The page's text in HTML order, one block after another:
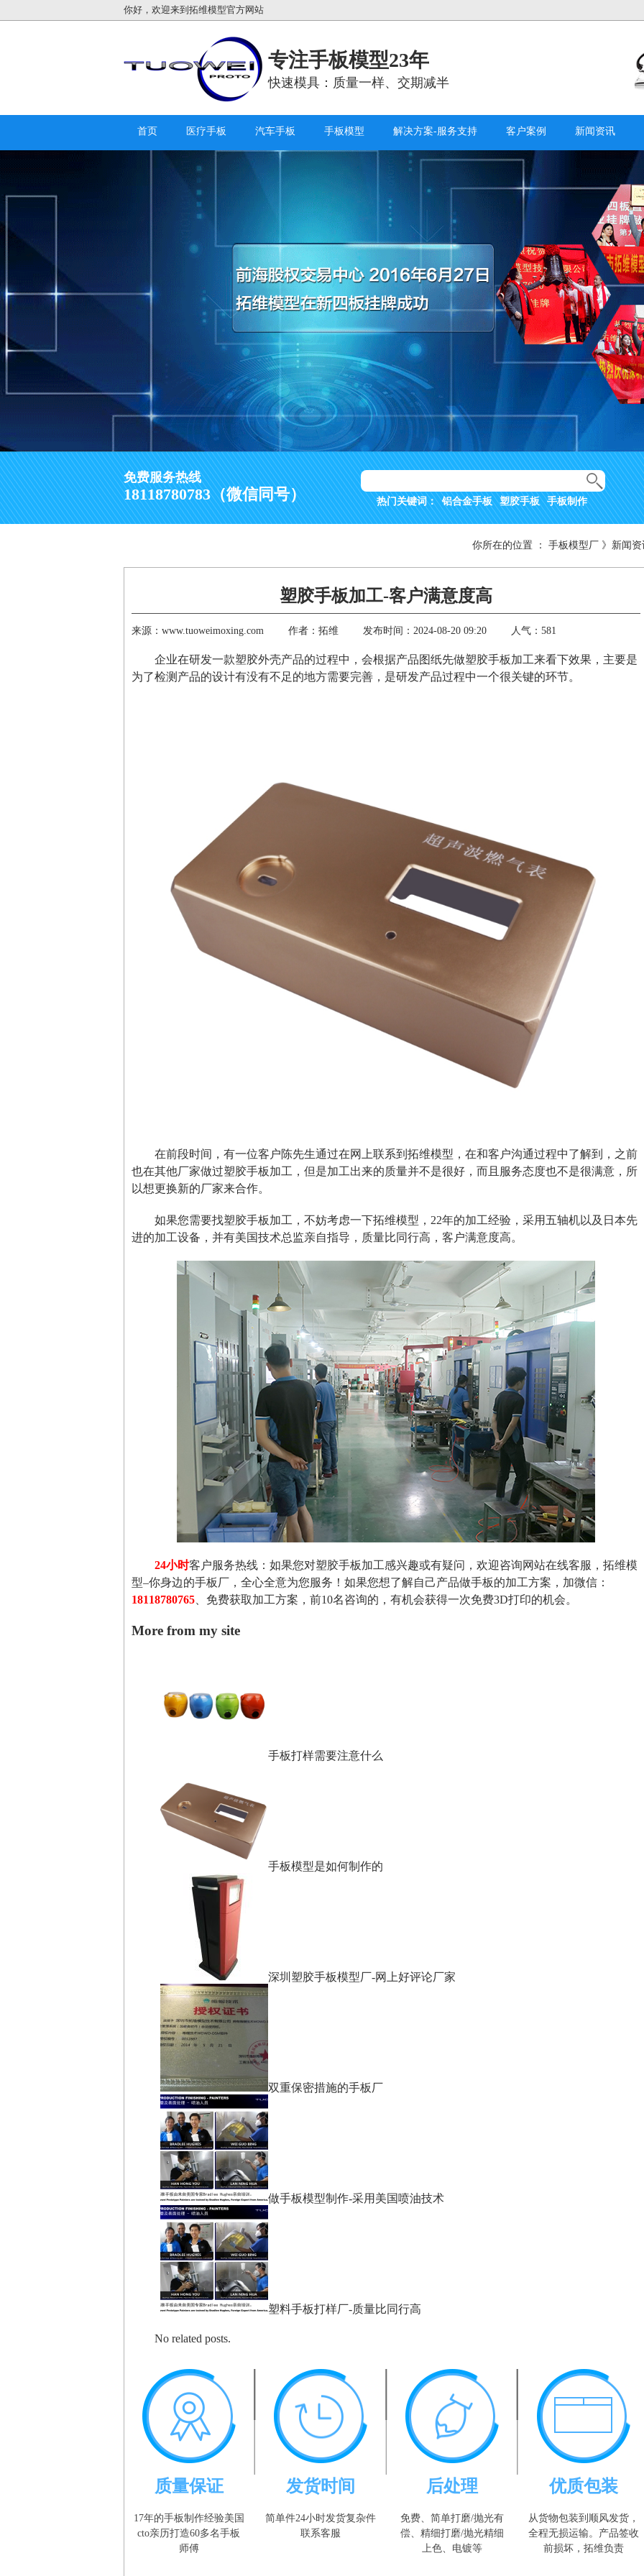
你好，欢迎来到拓维模型官方网站
专注手板模型23年
快速模具：质量一样、交期减半
首页 医疗手板 汽车手板 手板模型 解决方案-服务支持 客户案例 新闻资讯
免费服务热线
18118780783（微信同号） 热门关键词： 铝合金手板 塑胶手板 手板制作
你所在的位置 ： 手板模型厂 》 新闻资
塑胶手板加工-客户满意度高
来源：www.tuoweimoxing.com 作者：拓维 发布时间：2024-08-20 09:20 人气：581
企业在研发一款塑胶外壳产品的过程中，会根据产品图纸先做塑胶手板加工来看下效果，主要是
为了检测产品的设计有没有不足的地方需要完善，是研发产品过程中一个很关键的环节。
在前段时间，有一位客户陈先生通过在网上联系到拓维模型，在和客户沟通过程中了解到，之前
也在其他厂家做过塑胶手板加工，但是加工出来的质量并不是很好，而且服务态度也不是很满意，所
以想更换新的厂家来合作。
如果您需要找塑胶手板加工，不妨考虑一下拓维模型，22年的加工经验，采用五轴机以及日本先
进的加工设备，并有美国技术总监亲自指导，质量比同行高，客户满意度高。
24小时客户服务热线：如果您对塑胶手板加工感兴趣或有疑问，欢迎咨询网站在线客服，拓维模
型–你身边的手板厂，全心全意为您服务！如果您想了解自己产品做手板的加工方案，加微信：
18118780765 、免费获取加工方案，前10名咨询的，有机会获得一次免费3D打印的机会。
More from my site
手板打样需要注意什么
手板模型是如何制作的
深圳塑胶手板模型厂-网上好评论厂家
双重保密措施的手板厂
做手板模型制作-采用美国喷油技术
塑料手板打样厂-质量比同行高
No related posts.
质量保证
17年的手板制作经验美国
cto亲历打造60多名手板
师傅
发货时间
简单件24小时发货复杂件
联系客服
后处理
免费、简单打磨/抛光有
偿、精细打磨/抛光精细
上色、电镀等
优质包装
从货物包装到顺风发货，
全程无损运输。产品签收
前损坏，拓维负责